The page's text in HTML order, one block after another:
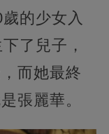
的少女入
了兒子，
而她最終
張麗華。